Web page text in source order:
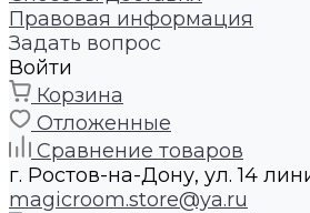
Правовая информация
Задать вопрос
Войти
Корзина
Отложенные
Сравнение товаров
г. Ростов-на-Дону, ул. 14
magicroom.store@ya.ru